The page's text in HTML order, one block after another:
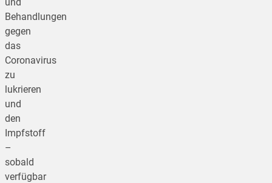
Behandlungen
gegen
das
Coronavirus
zu
lukrieren
und
den
Impfstoff
–
sobald
verfügbar